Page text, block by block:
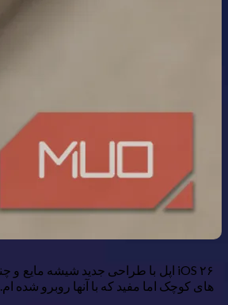
های کوچک اما مفید که با آنها روبرو شده ام.